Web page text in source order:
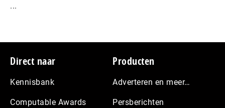
...
Footer
Direct naar
Kennisbank
Computable Awards
Producten
Adverteren en meer…
Persberichten